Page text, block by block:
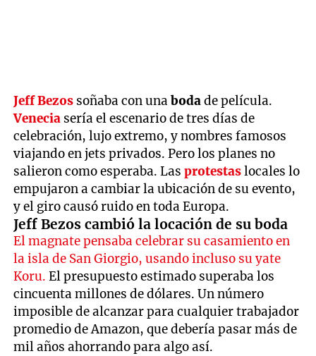
Jeff Bezos soñaba con unabodade película.
Venecia sería el escenario de tres días de
celebración, lujo extremo, y nombres famosos
viajando en jets privados. Pero los planes no
salieron como esperaba. Lasprotestaslocales lo
empujaron a cambiar la ubicación de su evento,
y el giro causó ruido en toda Europa.
Jeff Bezos cambió la locación de su boda
El magnate pensaba celebrar su casamiento en
la isla de San Giorgio, usando incluso su yate
Koru. El presupuesto estimado superaba los
cincuenta millones de dólares. Un número
imposible de alcanzar para cualquier trabajador
promedio de Amazon, que debería pasar más de
mil años ahorrando para algo así.